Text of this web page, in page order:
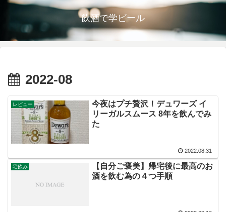
飲酒で学ビール
2022-08
レビュー
今夜はプチ贅沢！デュワーズ イ
リーガルスムース 8年を飲んでみ
た
2022.08.31
宅飲み
【自分ご褒美】帰宅後に最高のお
酒を飲む為の４つ手順